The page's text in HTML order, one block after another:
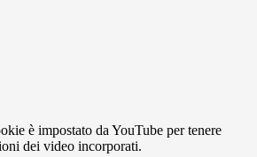
è impostato da YouTube per tenere
dei video incorporati.